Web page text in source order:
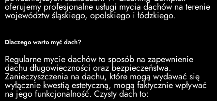
oferujemy profesjonalne usługi mycia dachów na terenie
województw śląskiego, opolskiego i łódzkiego.
Dlaczego warto myć dach?
Regularne mycie dachów to sposób na zapewnienie
dachu długowieczności oraz bezpieczeństwa.
Zanieczyszczenia na dachu, które mogą wydawać się
wyłącznie kwestią estetyczną, mogą faktycznie wpływać
na jego funkcjonalność. Czysty dach to: